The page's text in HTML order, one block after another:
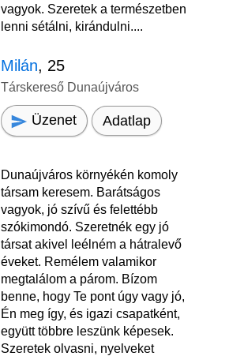
vagyok. Szeretek a természetben
lenni sétálni, kirándulni....
Milán, 25
Társkereső Dunaújváros
Üzenet Adatlap
Dunaújváros környékén komoly
társam keresem. Barátságos
vagyok, jó szívű és felettébb
szókimondó. Szeretnék egy jó
társat akivel leélném a hátralevő
éveket. Remélem valamikor
megtalálom a párom. Bízom
benne, hogy Te pont úgy vagy jó,
Én meg így, és igazi csapatként,
együtt többre leszünk képesek.
Szeretek olvasni, nyelveket